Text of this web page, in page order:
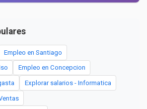
Empleo en Santiago
Empleo en Concepcion
Explorar salarios - Informatica